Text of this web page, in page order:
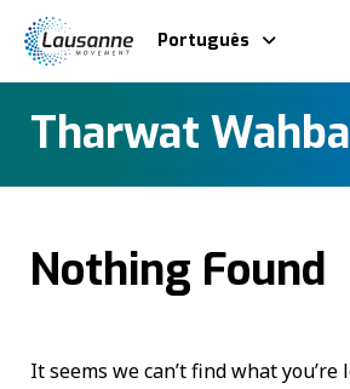
Português
Tharwat Wahba
Nothing Found
It seems we can’t find what you’re